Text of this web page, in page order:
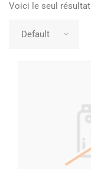
Voici le seul résultat